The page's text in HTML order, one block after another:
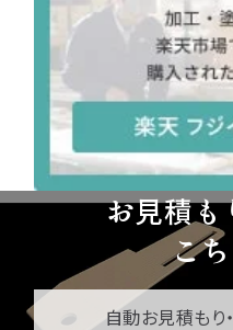
お見積も
こ
自動お見積もり